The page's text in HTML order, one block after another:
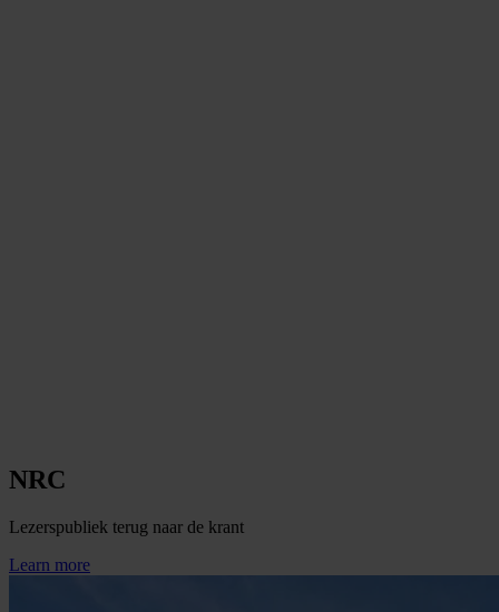
NRC
Lezerspubliek terug naar de krant
Learn more